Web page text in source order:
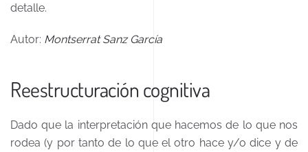
detalle.
Autor: Montserrat Sanz García
Reestructuración cognitiva
Dado que la interpretación que hacemos de lo que nos
rodea (y por tanto de lo que el otro hace y/o dice y de